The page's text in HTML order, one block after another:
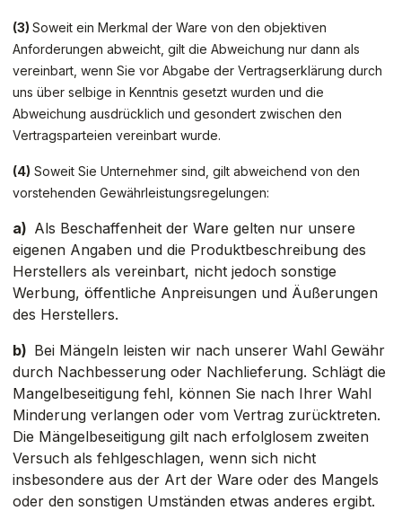
(3) Soweit ein Merkmal der Ware von den objektiven
Anforderungen abweicht, gilt die Abweichung nur dann als
vereinbart, wenn Sie vor Abgabe der Vertragserklärung durch
uns über selbige in Kenntnis gesetzt wurden und die
Abweichung ausdrücklich und gesondert zwischen den
Vertragsparteien vereinbart wurde.
(4) Soweit Sie Unternehmer sind, gilt abweichend von den
vorstehenden Gewährleistungsregelungen:
a) Als Beschaffenheit der Ware gelten nur unsere
eigenen Angaben und die Produktbeschreibung des
Herstellers als vereinbart, nicht jedoch sonstige
Werbung, öffentliche Anpreisungen und Äußerungen
des Herstellers.
b) Bei Mängeln leisten wir nach unserer Wahl Gewähr
durch Nachbesserung oder Nachlieferung. Schlägt die
Mangelbeseitigung fehl, können Sie nach Ihrer Wahl
Minderung verlangen oder vom Vertrag zurücktreten.
Die Mängelbeseitigung gilt nach erfolglosem zweiten
Versuch als fehlgeschlagen, wenn sich nicht
insbesondere aus der Art der Ware oder des Mangels
oder den sonstigen Umständen etwas anderes ergibt.